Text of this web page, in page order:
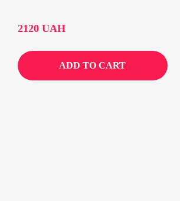
2120 UAH
ADD TO CART